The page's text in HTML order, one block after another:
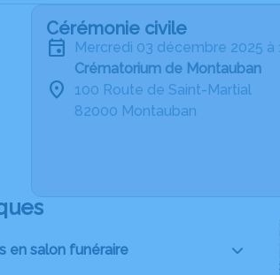
Cérémonie civile
mercredi 03 décembre 2025 à
Crématorium de Montauban
100 Route de Saint-Martial
82000 Montauban
en salon funéraire